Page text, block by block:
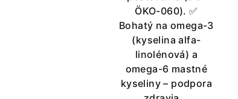
ÖKO-060). ✅
Bohatý na omega-3
(kyselina alfa-
linolénová) a
omega-6 mastné
kyseliny – podpora